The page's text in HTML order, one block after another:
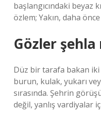
başlangıcındaki beyaz
özlem; Yakın, daha
Gözler şehla
Düz bir tarafa bakan iki
burun, kulak, yukarı
sırasında. Şehrin
değil, yanlış vardiyalar